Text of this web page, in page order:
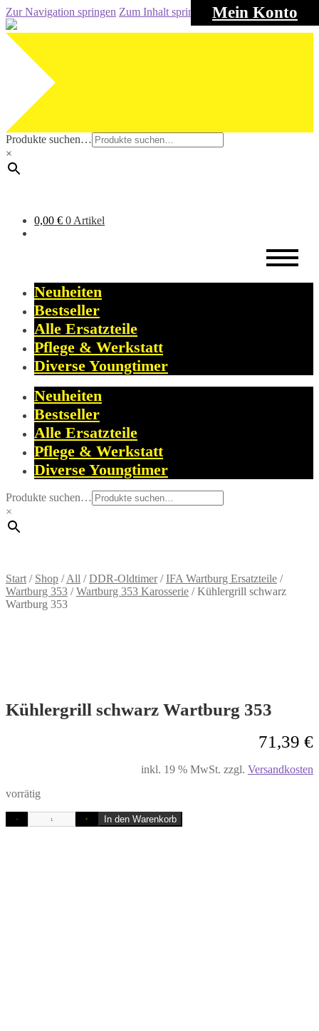
Mein Konto
Zur Navigation springen Zum Inhalt springen
Produkte suchen…
×
0,00 € 0 Artikel
Neuheiten
Bestseller
Alle Ersatzteile
Pflege & Werkstatt
Diverse Youngtimer
Neuheiten
Bestseller
Alle Ersatzteile
Pflege & Werkstatt
Diverse Youngtimer
Produkte suchen…
×
Start / Shop /All /DDR-Oldtimer/IFA Wartburg Ersatzteile /
Wartburg 353 /Wartburg 353 Karosserie /Kühlergrill schwarz
Wartburg 353
Kühlergrill schwarz Wartburg 353
71,39 €
inkl. 19 % MwSt. zzgl. Versandkosten
vorrätig
- + In den Warenkorb